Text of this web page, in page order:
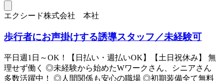
エクシード株式会社 本社
歩行者にお声掛けする誘導スタッフ／未経験可
平日週1日～OK！【日払い・週払いOK】【土日祝休み】 無
理せず働く ◎未経験から始めたWワークさん、シニアさん
多数活躍中！ ◎人間関係も安心の職場 ◎初期装備全て無料